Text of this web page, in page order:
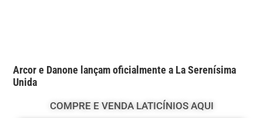
Arcor e Danone lançam oficialmente a La Serenísima
Unida
COMPRE E VENDA LATICÍNIOS AQUI